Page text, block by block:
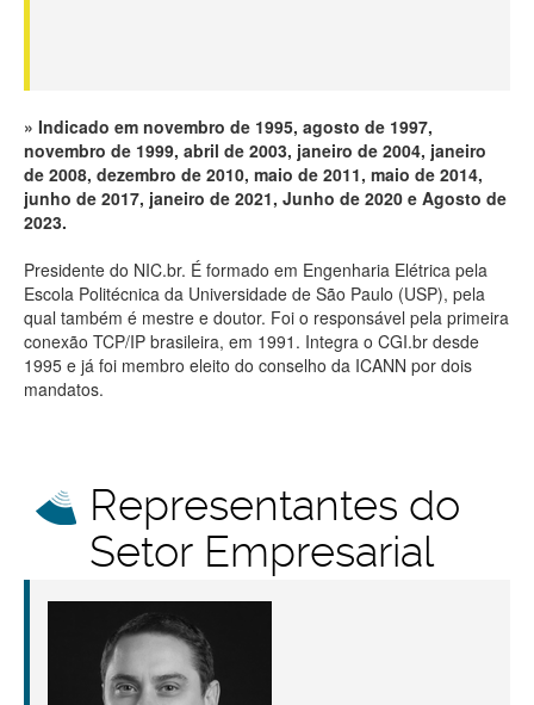
Indicado em novembro de 1995, agosto de 1997,
novembro de 1999, abril de 2003, janeiro de 2004, janeiro
de 2008, dezembro de 2010, maio de 2011, maio de 2014,
junho de 2017, janeiro de 2021, Junho de 2020 e Agosto de
2023.
Presidente do NIC.br. É formado em Engenharia Elétrica pela
Escola Politécnica da Universidade de São Paulo (USP), pela
qual também é mestre e doutor. Foi o responsável pela primeira
conexão TCP/IP brasileira, em 1991. Integra o CGI.br desde
1995 e já foi membro eleito do conselho da ICANN por dois
mandatos.
Representantes do
Setor Empresarial